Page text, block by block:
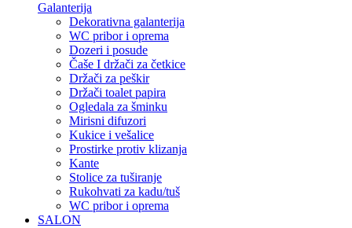
Galanterija
Dekorativna galanterija
WC pribor i oprema
Dozeri i posude
Čaše I držači za četkice
Držači za peškir
Držači toalet papira
Ogledala za šminku
Mirisni difuzori
Kukice i vešalice
Prostirke protiv klizanja
Kante
Stolice za tuširanje
Rukohvati za kadu/tuš
WC pribor i oprema
SALON